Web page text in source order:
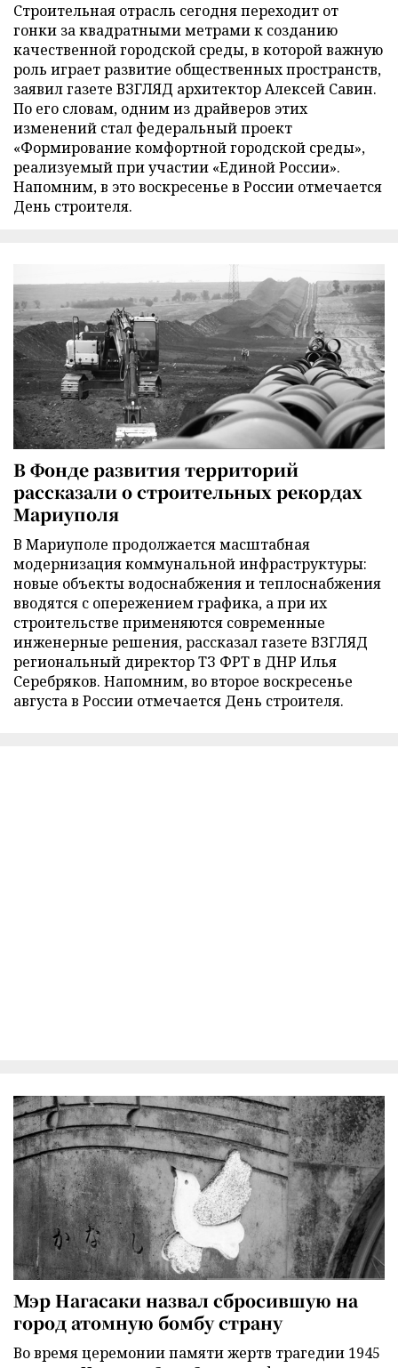
Строительная отрасль сегодня переходит от
гонки за квадратными метрами к созданию
качественной городской среды, в которой важную
роль играет развитие общественных пространств,
заявил газете ВЗГЛЯД архитектор Алексей Савин.
По его словам, одним из драйверов этих
изменений стал федеральный проект
«Формирование комфортной городской среды»,
реализуемый при участии «Единой России».
Напомним, в это воскресенье в России отмечается
День строителя.
В Фонде развития территорий
рассказали о строительных рекордах
Мариуполя
В Мариуполе продолжается масштабная
модернизация коммунальной инфраструктуры:
новые объекты водоснабжения и теплоснабжения
вводятся с опережением графика, а при их
строительстве применяются современные
инженерные решения, рассказал газете ВЗГЛЯД
региональный директор ТЗ ФРТ в ДНР Илья
Серебряков. Напомним, во второе воскресенье
августа в России отмечается День строителя.
Мэр Нагасаки назвал сбросившую на
город атомную бомбу страну
Во время церемонии памяти жертв трагедии 1945